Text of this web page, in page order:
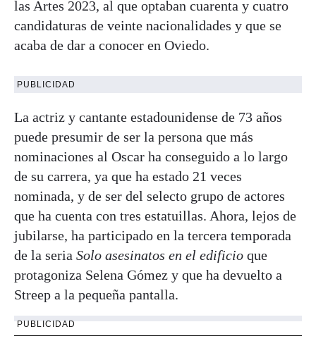
las Artes 2023, al que optaban cuarenta y cuatro
candidaturas de veinte nacionalidades y que se
acaba de dar a conocer en Oviedo.
PUBLICIDAD
La actriz y cantante estadounidense de 73 años
puede presumir de ser la persona que más
nominaciones al Oscar ha conseguido a lo largo
de su carrera, ya que ha estado 21 veces
nominada, y de ser del selecto grupo de actores
que ha cuenta con tres estatuillas. Ahora, lejos de
jubilarse, ha participado en la tercera temporada
de la seria Solo asesinatos en el edificio que
protagoniza Selena Gómez y que ha devuelto a
Streep a la pequeña pantalla.
PUBLICIDAD